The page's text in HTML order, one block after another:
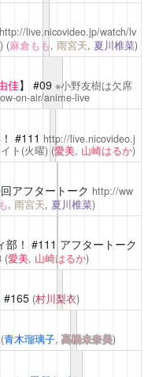
http://live.nicovideo.jp/watch/lv
(麻倉もも, 雨宮天, 夏川椎菜)
佳】 #09 ※小野友樹は欠席
on-air/anime-live
#111 http://live.nicovideo.j
ト(火曜) (愛美, 山崎はるか)
アフタートーク http://ww
, 雨宮天, 夏川椎菜)
！ #111 アフタートーク
(愛美, 山崎はるか)
#165 (村川梨衣)
(青木瑠璃子,高橋未奈美)